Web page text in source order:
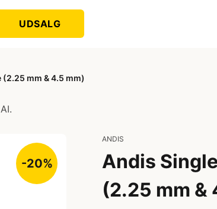
UDSALG
mm & 4.5 mm)
-20%
ANDIS
Andis
(2.25 mm &